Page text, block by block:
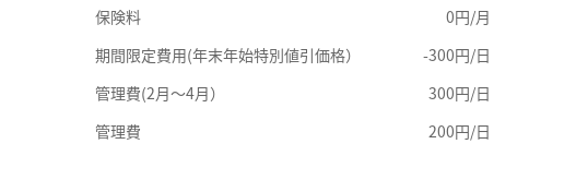
保険料
0円/月
期間限定費用(年末年始特別値引価格）
-300円/日
管理費(2月～4月）
300円/日
管理費
200円/日